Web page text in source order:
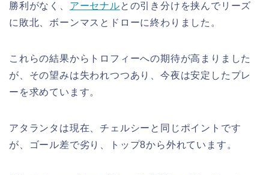
勝利がなく、 アーセナルとの引き分けを挟んでリーズ
に敗北、ボーンマスとドローに終わりました。
これらの結果からトロフィーへの期待が高まりました
が、その望みは失われつつあり、今夜は安定したプレ
ーを求めています。
アタランタは現在、チェルシーと同じポイントです
が、ゴール差で劣り、トップ8から外れています。